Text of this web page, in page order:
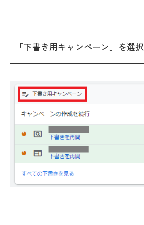
「下書き用キャンペーン」を選択